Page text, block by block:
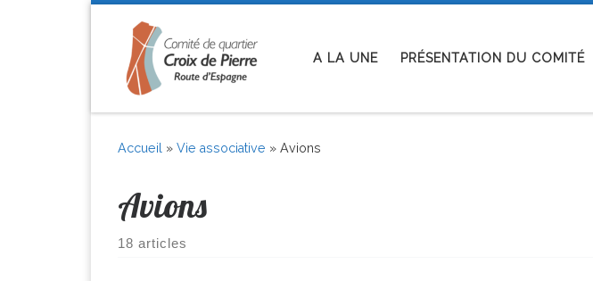
A LA UNE PRÉSENTATION DU COMITÉ
Accueil » Vie associative » Avions
Avions
18 articles